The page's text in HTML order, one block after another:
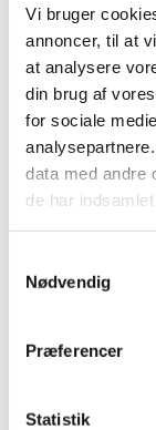
Vi bruger
annoncer, til at
at analysere
din brug af
for sociale
data med andre
de har
Nødvendig
Præferencer
Statistik
strikker til
selv eget
par hyggelige
snakket og